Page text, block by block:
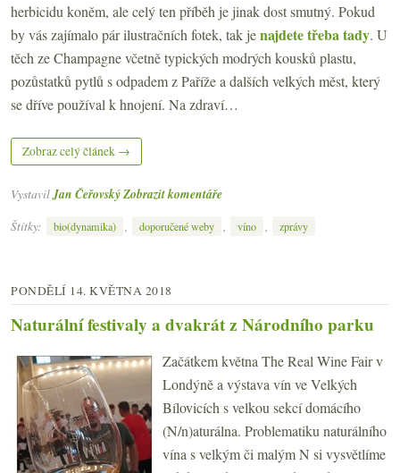
herbicidu koněm, ale celý ten příběh je jinak dost smutný. Pokud
by vás zajímalo pár ilustračních fotek, tak jenajdete třeba tady. U
těch ze Champagne včetně typických modrých kousků plastu,
pozůstatků pytlů s odpadem z Paříže a dalších velkých měst, který
se dříve používal k hnojení. Na zdraví…
Zobraz celý článek →
Vystavil Jan ČeřovskýZobrazit komentáře
Štítky:
bio(dynamika) , doporučené weby , víno , zprávy
PONDĚLÍ 14. KVĚTNA 2018
Naturální festivaly a dvakrát z Národního parku
Začátkem května The Real Wine Fair v
Londýně a výstava vín ve Velkých
Bílovicích s velkou sekcí domácího
(N/n)aturálna. Problematiku naturálního
vína s velkým či malým N si vysvětlíme